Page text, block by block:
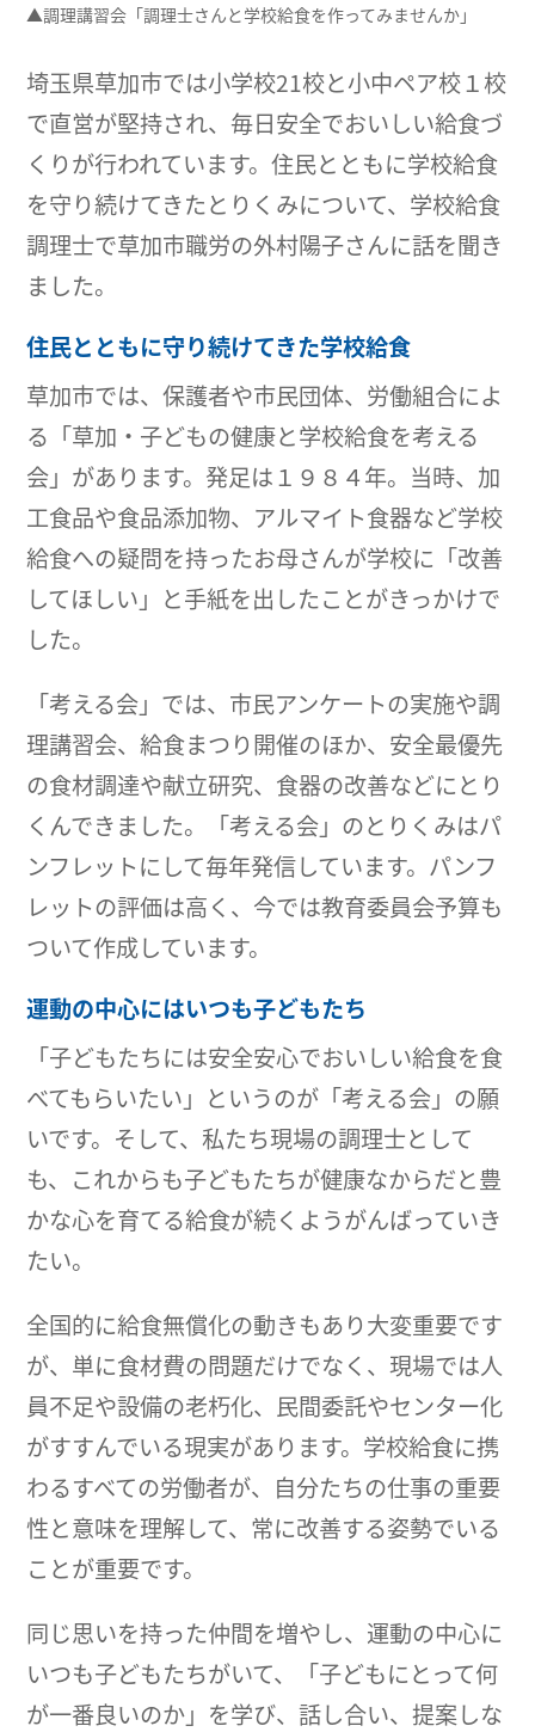
▲調理講習会「調理士さんと学校給食を作ってみませんか」
埼玉県草加市では小学校21校と小中ペア校１校
で直営が堅持され、毎日安全でおいしい給食づ
くりが行われています。住民とともに学校給食
を守り続けてきたとりくみについて、学校給食
調理士で草加市職労の外村陽子さんに話を聞き
ました。
住民とともに守り続けてきた学校給食
草加市では、保護者や市民団体、労働組合によ
る「草加・子どもの健康と学校給食を考える
会」があります。発足は１９８４年。当時、加
工食品や食品添加物、アルマイト食器など学校
給食への疑問を持ったお母さんが学校に「改善
してほしい」と手紙を出したことがきっかけで
した。
「考える会」では、市民アンケートの実施や調
理講習会、給食まつり開催のほか、安全最優先
の食材調達や献立研究、食器の改善などにとり
くんできました。「考える会」のとりくみはパ
ンフレットにして毎年発信しています。パンフ
レットの評価は高く、今では教育委員会予算も
ついて作成しています。
運動の中心にはいつも子どもたち
「子どもたちには安全安心でおいしい給食を食
べてもらいたい」というのが「考える会」の願
いです。そして、私たち現場の調理士として
も、これからも子どもたちが健康なからだと豊
かな心を育てる給食が続くようがんばっていき
たい。
全国的に給食無償化の動きもあり大変重要です
が、単に食材費の問題だけでなく、現場では人
員不足や設備の老朽化、民間委託やセンター化
がすすんでいる現実があります。学校給食に携
わるすべての労働者が、自分たちの仕事の重要
性と意味を理解して、常に改善する姿勢でいる
ことが重要です。
同じ思いを持った仲間を増やし、運動の中心に
いつも子どもたちがいて、「子どもにとって何
が一番良いのか」を学び、話し合い、提案しな